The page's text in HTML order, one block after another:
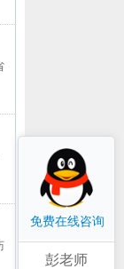
免费在线咨询
彭老师